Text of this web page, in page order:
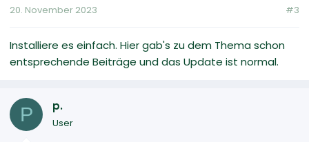
20. November 2023 #3
Installiere es einfach. Hier gab's zu dem Thema schon
entsprechende Beiträge und das Update ist normal.
P p.
User